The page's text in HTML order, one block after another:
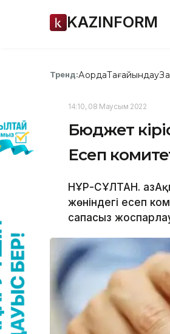
KAZINFORM
Тренд:АқордаТағайындау
14:10, 08 Маусым 2022
Бюджет
Есеп
НҰР-СҰЛТАН.
жөніндегі есеп
сапасыз